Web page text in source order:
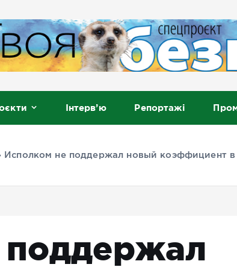
Інтерв’ю Репортажі
Исполком не поддержал новый коэффициент в